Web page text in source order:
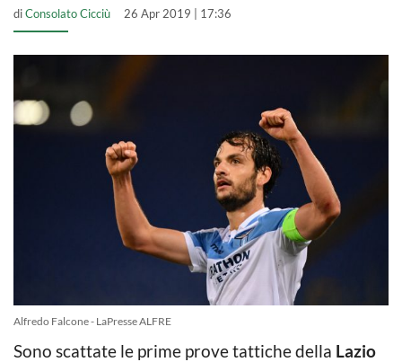
diConsolato Cicciù 26 Apr 2019 | 17:36
Alfredo Falcone - LaPresse ALFRE
Sono scattate le prime prove tattiche della Lazio